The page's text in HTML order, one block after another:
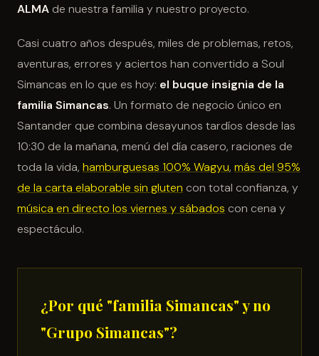
ALMA de nuestra familia y nuestro proyecto.
Casi cuatro años después, miles de problemas, retos,
aventuras, errores y aciertos han convertido a Soul
Simancas en lo que es hoy: el buque insignia de la
familia Simancas. Un formato de negocio único en
Santander que combina desayunos tardíos desde las
10:30 de la mañana, menú del día casero, raciones de
toda la vida, hamburguesas 100% Wagyu, más del 95%
de la carta elaborable sin gluten con total confianza, y
música en directo los viernes y sábados con cena y
espectáculo.
¿Por qué "familia Simancas" y no
"Grupo Simancas"?